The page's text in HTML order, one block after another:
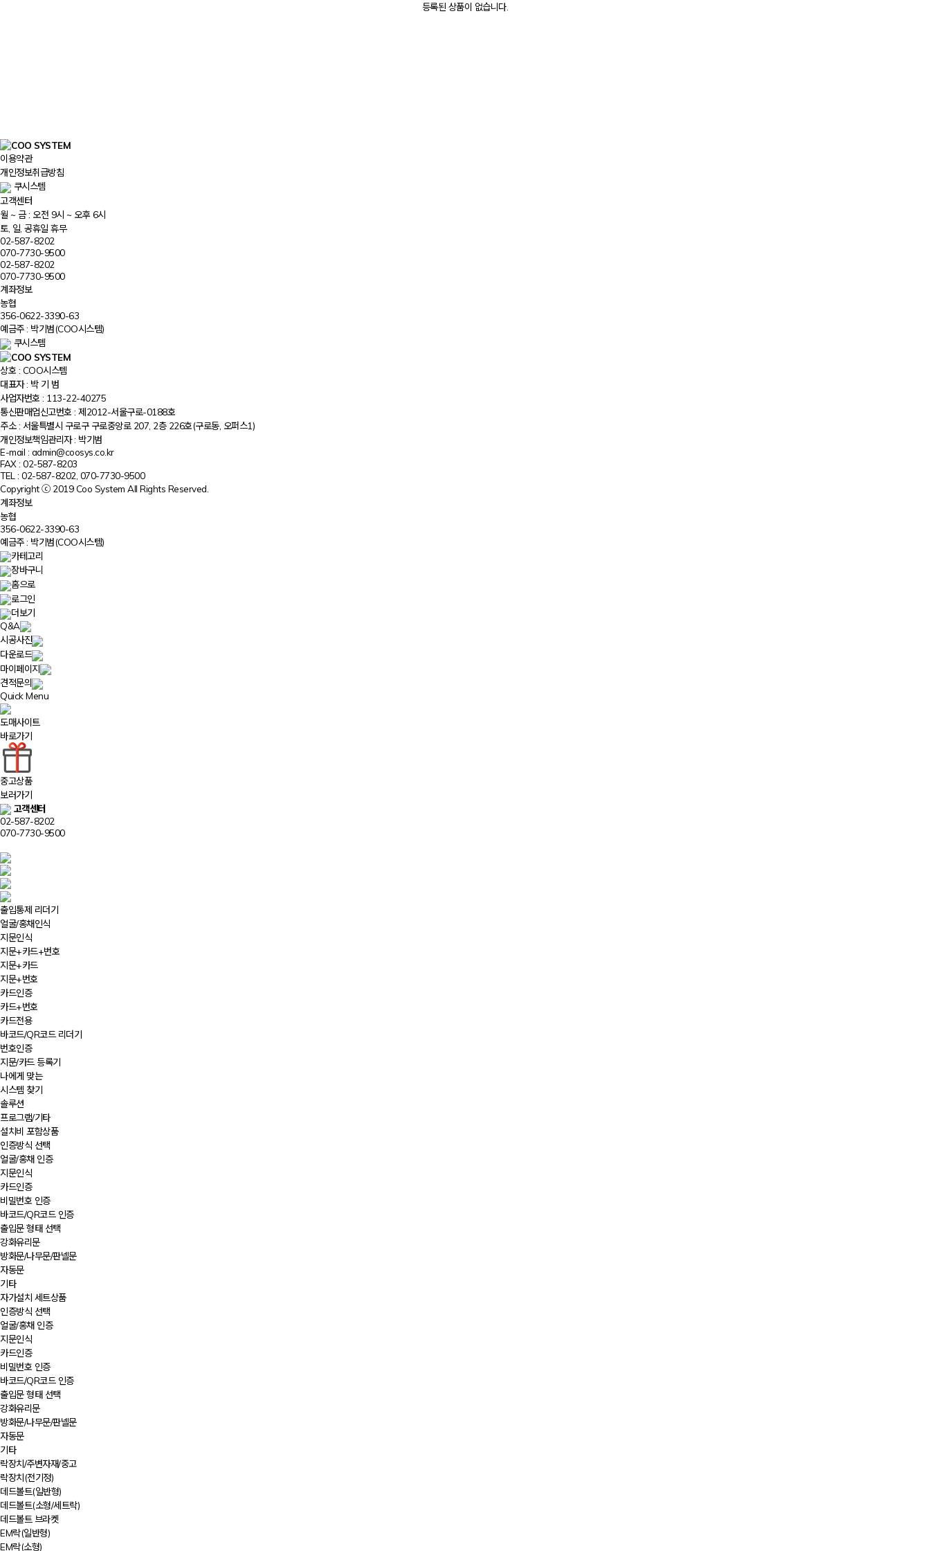
등록된 상품이 없습니다.
이용약관
개인정보취급방침
쿠시스템
고객센터
월 ~ 금 : 오전 9시 ~ 오후 6시
토, 일, 공휴일 휴무
02-587-8202
070-7730-9500
02-587-8202
070-7730-9500
계좌정보
농협
356-0622-3390-63
예금주 : 박기범(COO시스템)
쿠시스템
상호 : COO시스템
대표자 : 박 기 범
사업자번호 : 113-22-40275
통신판매업신고번호 : 제2012-서울구로-0188호
주소 : 서울특별시 구로구 구로중앙로 207, 2층 226호(구로동, 오퍼스1)
개인정보책임관리자 : 박기범
E-mail : admin@coosys.co.kr
FAX : 02-587-8203
TEL : 02-587-8202, 070-7730-9500
Copyright ⓒ 2019 Coo System All Rights Reserved.
계좌정보
농협
356-0622-3390-63
예금주 : 박기범(COO시스템)
카테고리
장바구니
홈으로
로그인
더보기
Q&A
시공사진
다운로드
마이페이지
견적문의
Quick Menu
도매사이트
바로가기
중고상품
보러가기
고객센터
02-587-8202
070-7730-9500
출입통제 리더기
얼굴/홍채인식
지문인식
지문+카드+번호
지문+카드
지문+번호
카드인증
카드+번호
카드전용
바코드/QR코드 리더기
번호인증
지문/카드 등록기
나에게 맞는
시스템 찾기
솔루션
프로그램/기타
설치비 포함상품
인증방식 선택
얼굴/홍채 인증
지문인식
카드인증
비밀번호 인증
바코드/QR코드 인증
출입문 형태 선택
강화유리문
방화문/나무문/판넬문
자동문
기타
자가설치 세트상품
인증방식 선택
얼굴/홍채 인증
지문인식
카드인증
비밀번호 인증
바코드/QR코드 인증
출입문 형태 선택
강화유리문
방화문/나무문/판넬문
자동문
기타
락장치/주변자재/중고
락장치(전기정)
데드볼트(일반형)
데드볼트(소형/세트락)
데드볼트 브라켓
EM락(일반형)
EM락(소형)